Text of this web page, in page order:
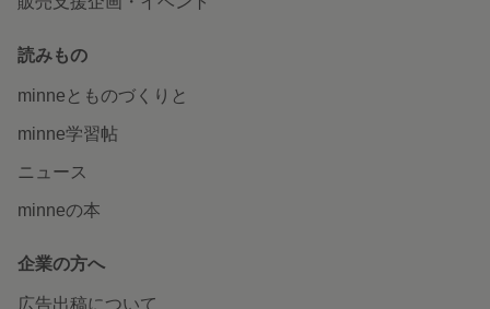
読みもの
minneとものづくりと
minne学習帖
ニュース
minneの本
企業の方へ
広告出稿について